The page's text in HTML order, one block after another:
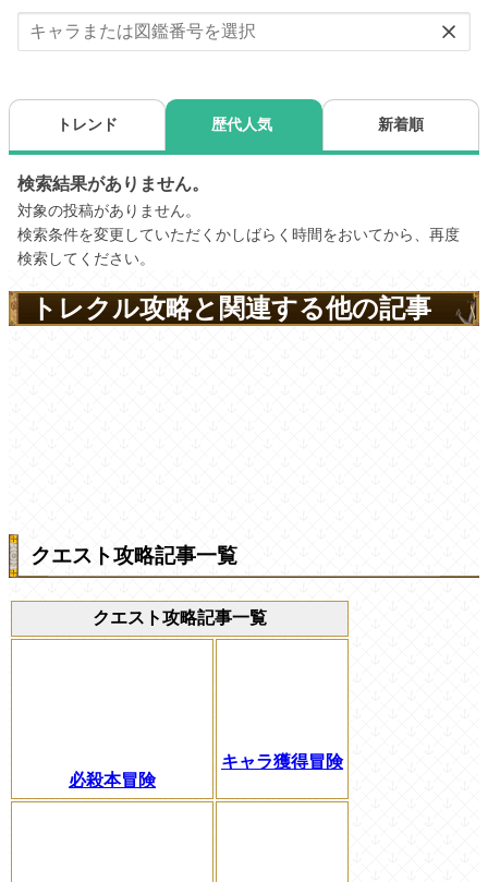
トレクル攻略と関連する他の記事
クエスト攻略記事一覧
クエスト攻略記事一覧
必殺本冒険
キャラ獲得冒険